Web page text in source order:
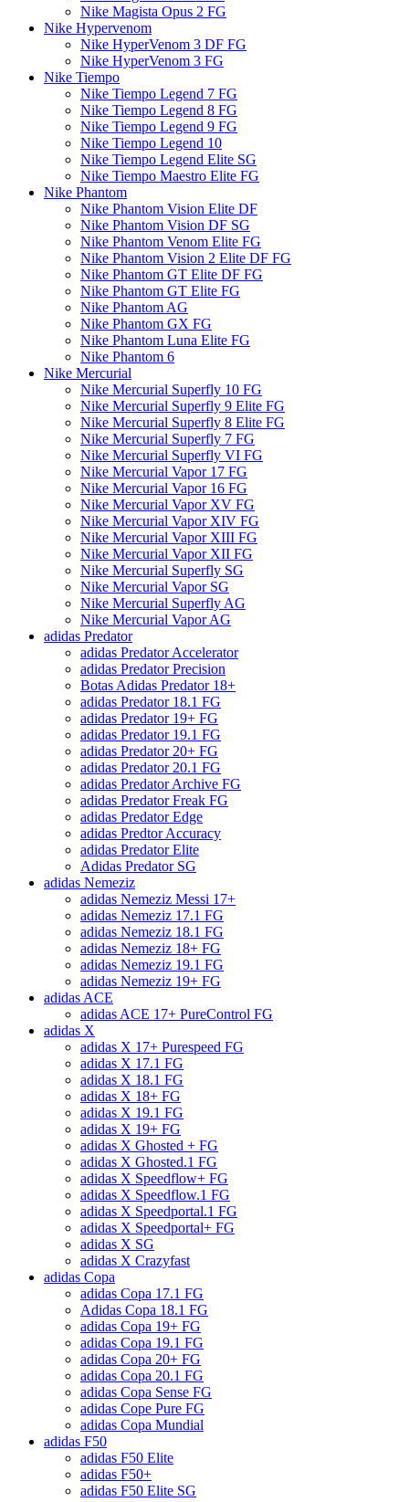
Nike Magista Opus 2 FG
Nike Hypervenom
Nike HyperVenom 3 DF FG
Nike HyperVenom 3 FG
Nike Tiempo
Nike Tiempo Legend 7 FG
Nike Tiempo Legend 8 FG
Nike Tiempo Legend 9 FG
Nike Tiempo Legend 10
Nike Tiempo Legend Elite SG
Nike Tiempo Maestro Elite FG
Nike Phantom
Nike Phantom Vision Elite DF
Nike Phantom Vision DF SG
Nike Phantom Venom Elite FG
Nike Phantom Vision 2 Elite DF FG
Nike Phantom GT Elite DF FG
Nike Phantom GT Elite FG
Nike Phantom AG
Nike Phantom GX FG
Nike Phantom Luna Elite FG
Nike Phantom 6
Nike Mercurial
Nike Mercurial Superfly 10 FG
Nike Mercurial Superfly 9 Elite FG
Nike Mercurial Superfly 8 Elite FG
Nike Mercurial Superfly 7 FG
Nike Mercurial Superfly VI FG
Nike Mercurial Vapor 17 FG
Nike Mercurial Vapor 16 FG
Nike Mercurial Vapor XV FG
Nike Mercurial Vapor XIV FG
Nike Mercurial Vapor XIII FG
Nike Mercurial Vapor XII FG
Nike Mercurial Superfly SG
Nike Mercurial Vapor SG
Nike Mercurial Superfly AG
Nike Mercurial Vapor AG
adidas Predator
adidas Predator Accelerator
adidas Predator Precision
Botas Adidas Predator 18+
adidas Predator 18.1 FG
adidas Predator 19+ FG
adidas Predator 19.1 FG
adidas Predator 20+ FG
adidas Predator 20.1 FG
adidas Predator Archive FG
adidas Predator Freak FG
adidas Predator Edge
adidas Predtor Accuracy
adidas Predator Elite
Adidas Predator SG
adidas Nemeziz
adidas Nemeziz Messi 17+
adidas Nemeziz 17.1 FG
adidas Nemeziz 18.1 FG
adidas Nemeziz 18+ FG
adidas Nemeziz 19.1 FG
adidas Nemeziz 19+ FG
adidas ACE
adidas ACE 17+ PureControl FG
adidas X
adidas X 17+ Purespeed FG
adidas X 17.1 FG
adidas X 18.1 FG
adidas X 18+ FG
adidas X 19.1 FG
adidas X 19+ FG
adidas X Ghosted + FG
adidas X Ghosted.1 FG
adidas X Speedflow+ FG
adidas X Speedflow.1 FG
adidas X Speedportal.1 FG
adidas X Speedportal+ FG
adidas X SG
adidas X Crazyfast
adidas Copa
adidas Copa 17.1 FG
Adidas Copa 18.1 FG
adidas Copa 19+ FG
adidas Copa 19.1 FG
adidas Copa 20+ FG
adidas Copa 20.1 FG
adidas Copa Sense FG
adidas Cope Pure FG
adidas Copa Mundial
adidas F50
adidas F50 Elite
adidas F50+
adidas F50 Elite SG